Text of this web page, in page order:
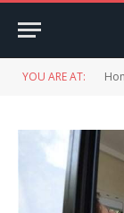
YOU ARE AT: